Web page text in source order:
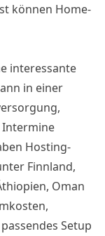
können Home-
interessante
in einer
Intermine
Hosting-
Finnland,
Oman
Setup